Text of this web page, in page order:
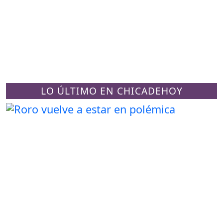
LO ÚLTIMO EN CHICADEHOY